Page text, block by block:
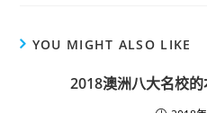
YOU MIGHT ALSO LIKE
2018澳洲八大名校的